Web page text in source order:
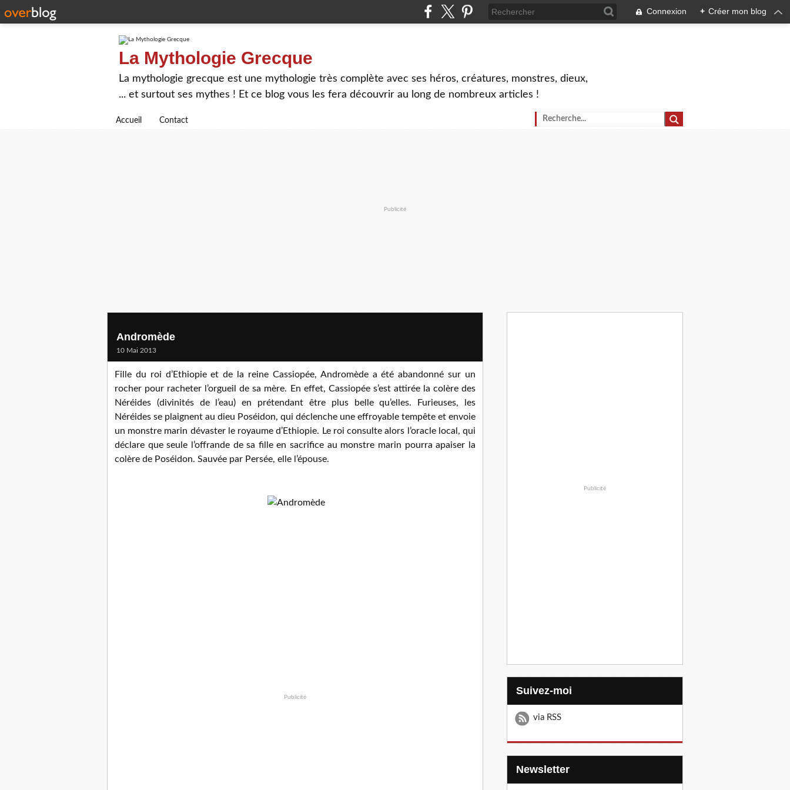
Connexion + Créer mon blog
La Mythologie Grecque
La mythologie grecque est une mythologie très complète avec ses héros, créatures, monstres, dieux,
... et surtout ses mythes ! Et ce blog vous les fera découvrir au long de nombreux articles !
Accueil Contact
Publicité
Andromède
10 Mai 2013
Fille du roi d’Ethiopie et de la reine Cassiopée, Andromède a été abandonné sur un
rocher pour racheter l’orgueil de sa mère. En effet, Cassiopée s’est attirée la colère des
Néréides (divinités de l’eau) en prétendant être plus belle qu’elles. Furieuses, les
Néréides se plaignent au dieu Poséidon, qui déclenche une effroyable tempête et envoie
un monstre marin dévaster le royaume d’Ethiopie. Le roi consulte alors l’oracle local, qui
déclare que seule l’offrande de sa fille en sacrifice au monstre marin pourra apaiser la
colère de Poséidon. Sauvée par Persée, elle l’épouse.
Publicité
Publicité
Suivez-moi
via RSS
Newsletter